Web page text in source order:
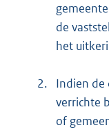
de
het
2.
Indien de
verrichte
of